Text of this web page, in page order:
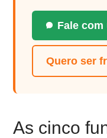
Fale
Quero ser
As cinco